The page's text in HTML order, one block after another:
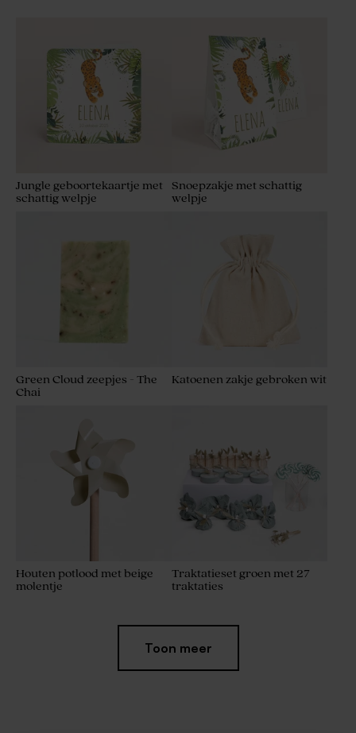
Jungle geboortekaartje met
schattig welpje
Snoepzakje met schattig
welpje
Green Cloud zeepjes - The
Chai
Katoenen zakje gebroken wit
Houten potlood met beige
molentje
Traktatieset groen met 27
traktaties
Toon meer